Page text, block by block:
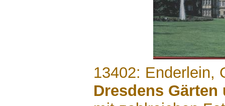
13402: Enderlein,
Dresdens Gärten